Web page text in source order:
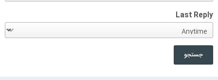
Last Reply
جستجو